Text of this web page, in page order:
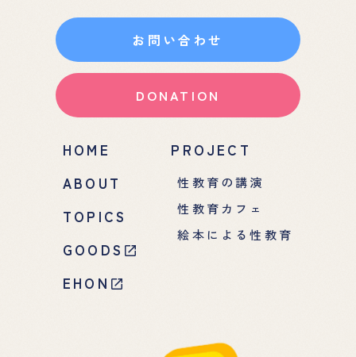
お問い合わせ
DONATION
HOME
ABOUT
TOPICS
GOODS
EHON
PROJECT
性教育の講演
性教育カフェ
絵本による性教育